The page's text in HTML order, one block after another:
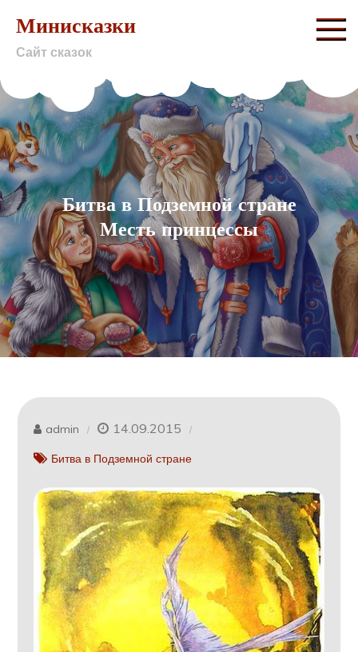
content
Минисказки
Сайт сказок
Битва в Подземной стране
Месть принцессы
admin 14.09.2015
Битва в Подземной стране